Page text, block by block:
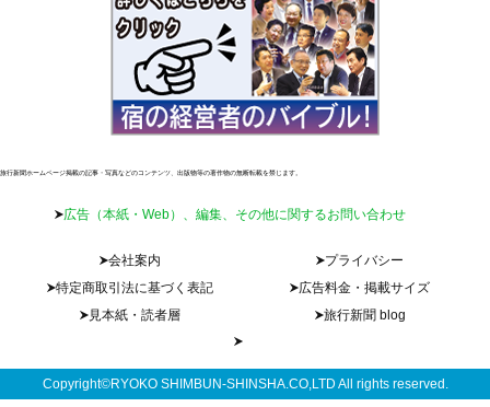
旅行新聞ホームページ掲載の記事・写真などのコンテンツ、出版物等の著作物の無断転載を禁じます。
広告（本紙・Web）、編集、その他に関するお問い合わせ
会社案内
プライバシー
特定商取引法に基づく表記
広告料金・掲載サイズ
見本紙・読者層
旅行新聞 blog
Copyright©RYOKO SHIMBUN-SHINSHA.CO,LTD All rights reserved.